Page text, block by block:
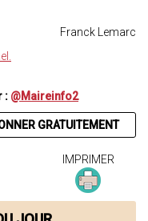
Franck Lemarc
: @Maireinfo2
GRATUITEMENT
IMPRIMER